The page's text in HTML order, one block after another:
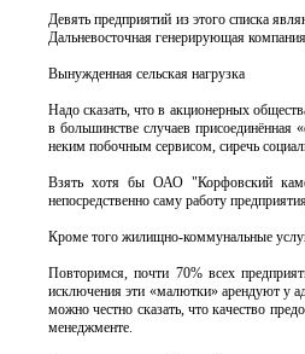
Девять предприятий из этого списка
Дальневосточная генерирующая
Вынужденная сельская нагрузка
Надо сказать, что в акционерных
в большинстве случаев присоединённая
неким побочным сервисом, сиречь
Взять хотя бы ОАО "Корфовский
непосредственно саму работу
Кроме того жилищно-коммунальные
Повторимся, почти 70% всех
исключения эти «малютки» арендуют у
можно честно сказать, что качество
менеджменте.